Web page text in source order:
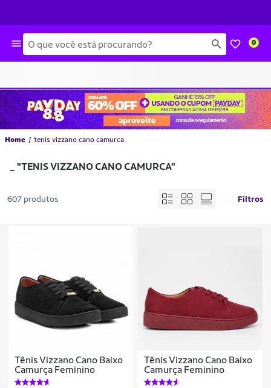
Busca 0
Home tenis vizzano cano camurca
"TENIS VIZZANO CANO CAMURCA"
607 produtos Filtros
Tênis Vizzano Cano Baixo
Camurça Feminino
Tênis Vizzano Cano Baixo
Camurça Feminino